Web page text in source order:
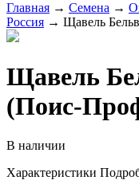
Главная → Семена →
Россия → Щавель
Щавель
(Поис-
В наличии
Характеристики